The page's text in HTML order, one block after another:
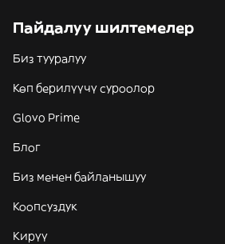
Пайдалуу шилтемелер
Биз тууралуу
Көп берилүүчү суроолор
Glovo Prime
Блог
Биз менен байланышуу
Коопсуздук
Кирүү